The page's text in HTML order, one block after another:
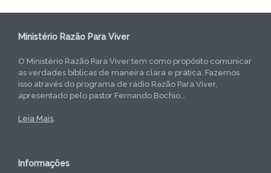
Ministério Razão Para Viver
O Ministério Razão Para Viver tem como propósito comunicar
as verdades bíblicas de maneira clara e prática. Fazemos
isso através do programa de rádio Razão Para Viver,
apresentado pelo pastor Fernando Bochio...
Leia Mais.
Informações